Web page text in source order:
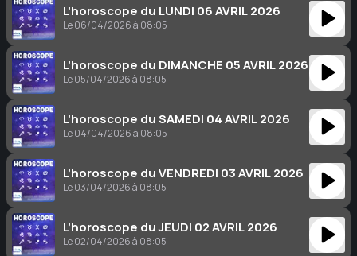
L’horoscope du LUNDI 06 AVRIL 2026
Le 06/04/2026 à 08:05
L’horoscope du DIMANCHE 05 AVRIL 2026
Le 05/04/2026 à 08:05
L’horoscope du SAMEDI 04 AVRIL 2026
Le 04/04/2026 à 08:05
L’horoscope du VENDREDI 03 AVRIL 2026
Le 03/04/2026 à 08:05
L’horoscope du JEUDI 02 AVRIL 2026
Le 02/04/2026 à 08:05